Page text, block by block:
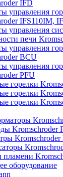
IFD
управления
IFS110IM,
управления
печи
управления
BCU
управления
PFU
горелки
горелки
горелки
Kromschroder
пламени
оборудование